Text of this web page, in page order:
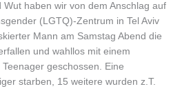
Wut haben wir von dem Anschlag auf
(LGTQ)-Zentrum in Tel Aviv
Mann am Samstag Abend die
und wahllos mit einem
geschossen. Eine
starben, 15 weitere wurden z.T.